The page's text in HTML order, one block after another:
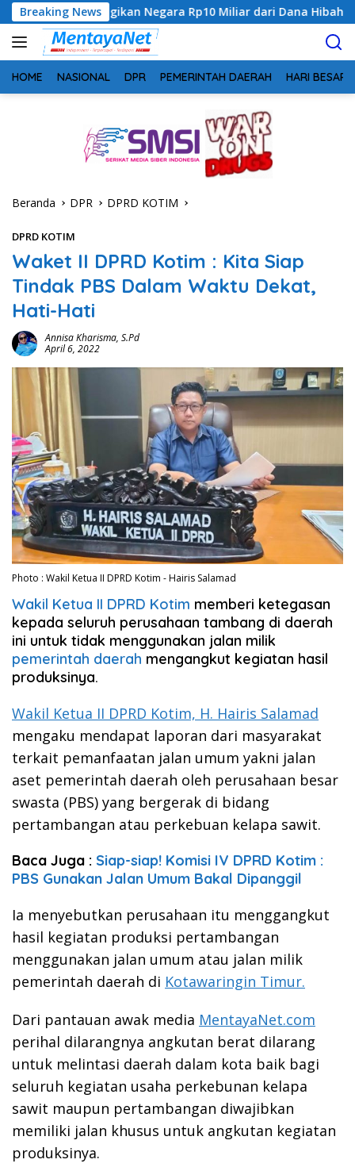
Langsung
ke
konten
Breaking News
Negara Rp10 Miliar dari Dana Hibah Rp40 Miliar
HOME NASIONAL DPR PEMERINTAH DAERAH HARI BESAR
Beranda DPR DPRD KOTIM
DPRD KOTIM
Waket II DPRD Kotim : Kita Siap
Tindak PBS Dalam Waktu Dekat,
Hati-Hati
Annisa Kharisma, S.Pd
April 6, 2022
Photo : Wakil Ketua II DPRD Kotim - Hairis Salamad
Wakil Ketua II DPRD Kotim memberi ketegasan
kepada seluruh perusahaan tambang di daerah
ini untuk tidak menggunakan jalan milik
pemerintah daerah mengangkut kegiatan hasil
produksinya.
Wakil Ketua II DPRD Kotim, H. Hairis Salamad
mengaku mendapat laporan dari masyarakat
terkait pemanfaatan jalan umum yakni jalan
aset pemerintah daerah oleh perusahaan besar
swasta (PBS) yang bergerak di bidang
pertambangan atau perkebuan kelapa sawit.
Baca Juga : Siap-siap! Komisi IV DPRD Kotim :
PBS Gunakan Jalan Umum Bakal Dipanggil
Ia menyebutkan perusahaan itu menggangkut
hasil kegiatan produksi pertambangan
menggunakan jalan umum atau jalan milik
pemerintah daerah di Kotawaringin Timur.
Dari pantauan awak media MentayaNet.com
perihal dilarangnya angkutan berat dilarang
untuk melintasi daerah dalam kota baik bagi
seluruh kegiatan usaha perkebunan kelapa
sawit maupun pertambangan diwajibkan
memiliki jalan khusus untuk angkutan kegiatan
produksinya.